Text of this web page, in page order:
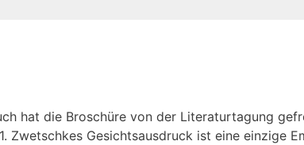
hat die Broschüre von der Literaturtagung
Gesichtsausdruck ist eine einzige